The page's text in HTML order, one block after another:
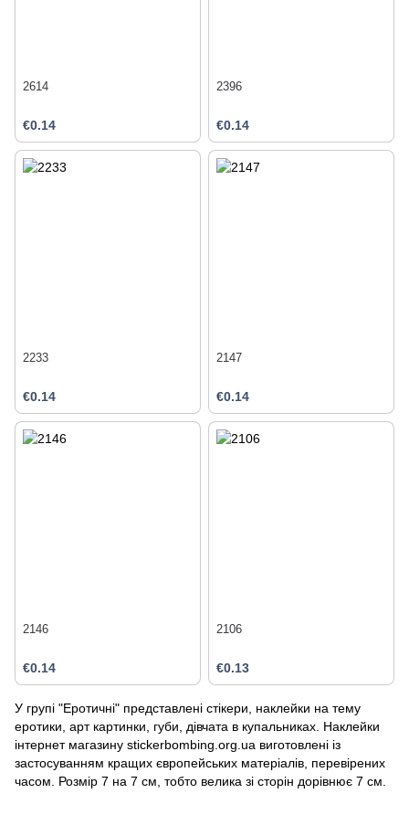
2614
€0.14
2396
€0.14
2233
€0.14
2147
€0.14
2146
€0.14
2106
€0.13
У групі "Еротичні" представлені стікери, наклейки на тему
еротики, арт картинки, губи, дівчата в купальниках. Наклейки
інтернет магазину stickerbombing.org.ua виготовлені із
застосуванням кращих європейських матеріалів, перевірених
часом. Розмір 7 на 7 см, тобто велика зі сторін дорівнює 7 см.